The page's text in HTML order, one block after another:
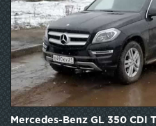
Mercedes-Benz GL 350 CDI